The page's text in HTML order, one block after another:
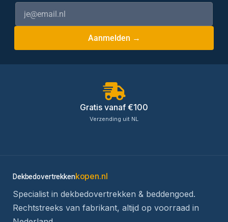
Aanmelden →
Gratis vanaf €100
Verzending uit NL
Dekbedovertrekkenkopen.nl
Specialist in dekbedovertrekken & beddengoed.
Rechtstreeks van fabrikant, altijd op voorraad in